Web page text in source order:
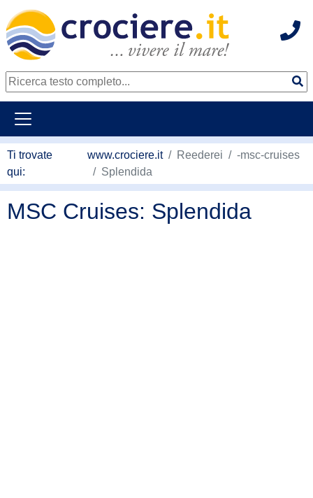
Ti trovate
qui:
www.crociere.it Reederei
-msc-cruises
Splendida
MSC Cruises: Splendida